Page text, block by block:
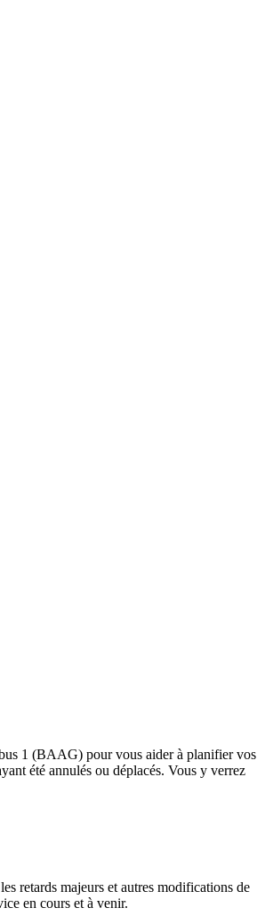
1 (BAAG) pour vous aider à planifier vos
été annulés ou déplacés. Vous y verrez
retards majeurs et autres modifications de
en cours et à venir.